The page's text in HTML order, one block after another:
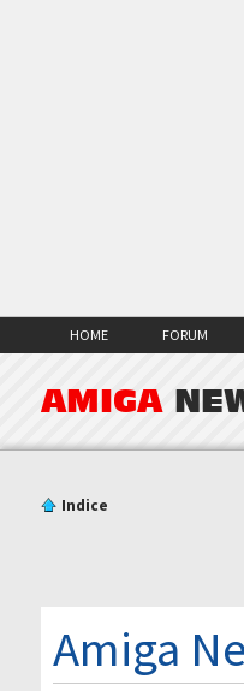
HOME FORUM
AMIGA
Indice
Amiga